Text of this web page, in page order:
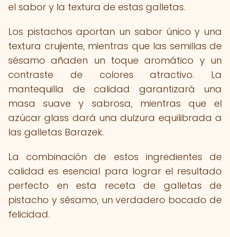
el sabor y la textura de estas galletas.
Los pistachos aportan un sabor único y una
textura crujiente, mientras que las semillas de
sésamo añaden un toque aromático y un
contraste de colores atractivo. La
mantequilla de calidad garantizará una
masa suave y sabrosa, mientras que el
azúcar glass dará una dulzura equilibrada a
las galletas Barazek.
La combinación de estos ingredientes de
calidad es esencial para lograr el resultado
perfecto en esta receta de galletas de
pistacho y sésamo, un verdadero bocado de
felicidad.